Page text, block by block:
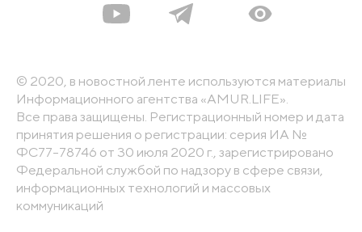
© 2020, в новостной ленте используются материалы
Информационного агентства «AMUR.LIFE».
Все права защищены. Регистрационный номер и дата
принятия решения о регистрации: серия ИА №
ФС77-78746 от 30 июля 2020 г., зарегистрировано
Федеральной службой по надзору в сфере связи,
информационных технологий и массовых
коммуникаций